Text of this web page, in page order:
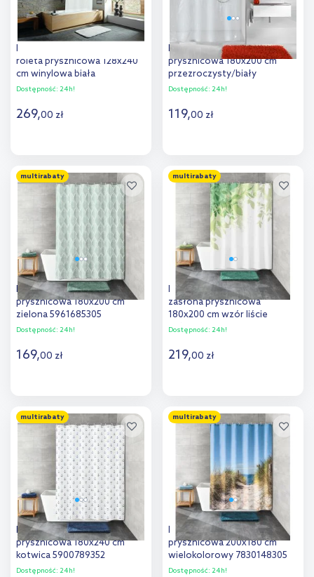
Kleine Wolke Duschrollo
roleta prysznicowa 128x240
cm winylowa biała
3321109747
Dostępność: 24h!
269,00 zł
Dodaj do
porównania
Kleine Wolke Pocket zasłona
prysznicowa 180x200 cm
przezroczysty/biały
7823116305
Dostępność: 24h!
119,00 zł
Dodaj do
porównania
multirabaty
Kleine Wolke Leaf zasłona
prysznicowa 180x200 cm
zielona 5961685305
Dostępność: 24h!
169,00 zł
Dodaj do
porównania
multirabaty
Kleine Wolke Floresta
zasłona prysznicowa
180x200 cm wzór liście
5912600305
Dostępność: 24h!
219,00 zł
Dodaj do
porównania
multirabaty
Kleine Wolke Anchor zasłona
prysznicowa 180x240 cm
kotwica 5900789352
Dostępność: 24h!
multirabaty
Kleine Wolke Borkum zasłona
prysznicowa 200x180 cm
wielokolorowy 7830148305
Dostępność: 24h!